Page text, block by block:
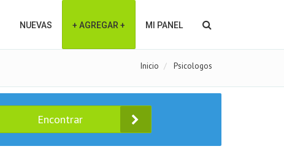
NUEVAS + AGREGAR + MI PANEL
Inicio Psicologos
Encontrar